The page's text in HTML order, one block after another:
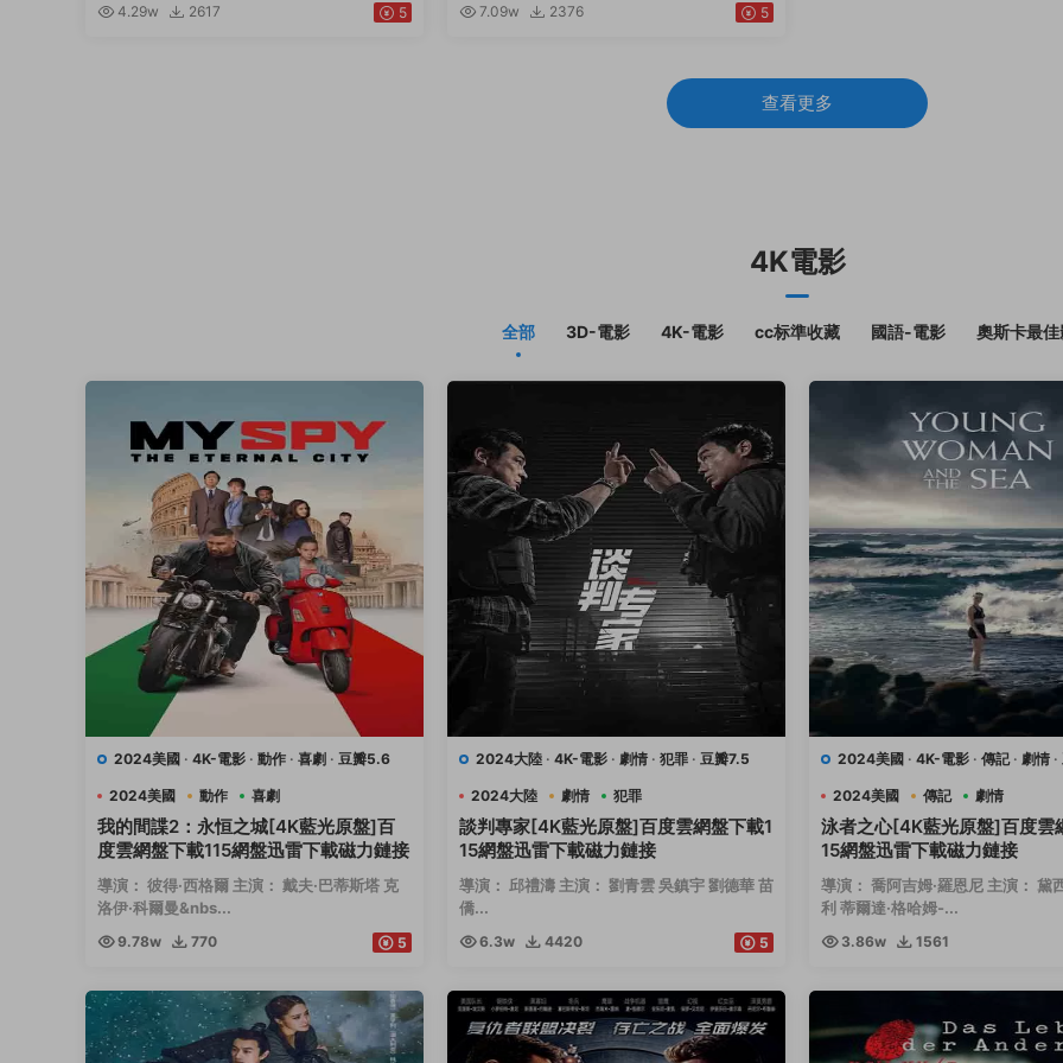
4.29w 2617 5 7.09w 2376 5
查看更多
4K電影
全部 3D-電影 4K-電影 cc标準收藏 國語-電影 奧斯卡最
2024美國 · 4K-電影 · 動作 · 喜劇 · 豆瓣5.6
2024美國 動作 喜劇
我的間諜2：永恒之城[4K藍光原盤]百
度雲網盤下載115網盤迅雷下載磁力鏈接
導演： 彼得·西格爾 主演： 戴夫·巴蒂斯塔 克
洛伊·科爾曼&nbs...
9.78w 770 5
2024大陸 · 4K-電影 · 劇情 · 犯罪 · 豆瓣7.5
2024大陸 劇情 犯罪
談判專家[4K藍光原盤]百度雲網盤下載1
15網盤迅雷下載磁力鏈接
導演： 邱禮濤 主演： 劉青雲 吳鎮宇 劉德華 苗
僑...
6.3w 4420 5
2024美國 · 4K-電影 · 傳記· 劇情 ·
2024美國
傳記 劇情
泳者之心[4K藍光原盤]百度雲
15網盤迅雷下載磁力鏈接
導演： 喬阿吉姆·羅恩尼 主演： 黛
利 蒂爾達·格哈姆-...
3.86w 1561